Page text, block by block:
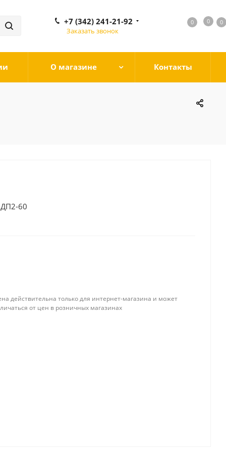
0 0 0
0
+7 (342) 241-21-92
Заказать звонок
О магазине Контакты
60
действительна только для интернет-магазина и может
от цен в розничных магазинах